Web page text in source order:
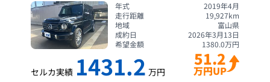
年式
2019年4月
走行距離
19,927km
地域
富山県
成約日
2026年3月13日
希望金額
1380.0万円
セルカ実績 1431.2 万円
51.2
万円UP